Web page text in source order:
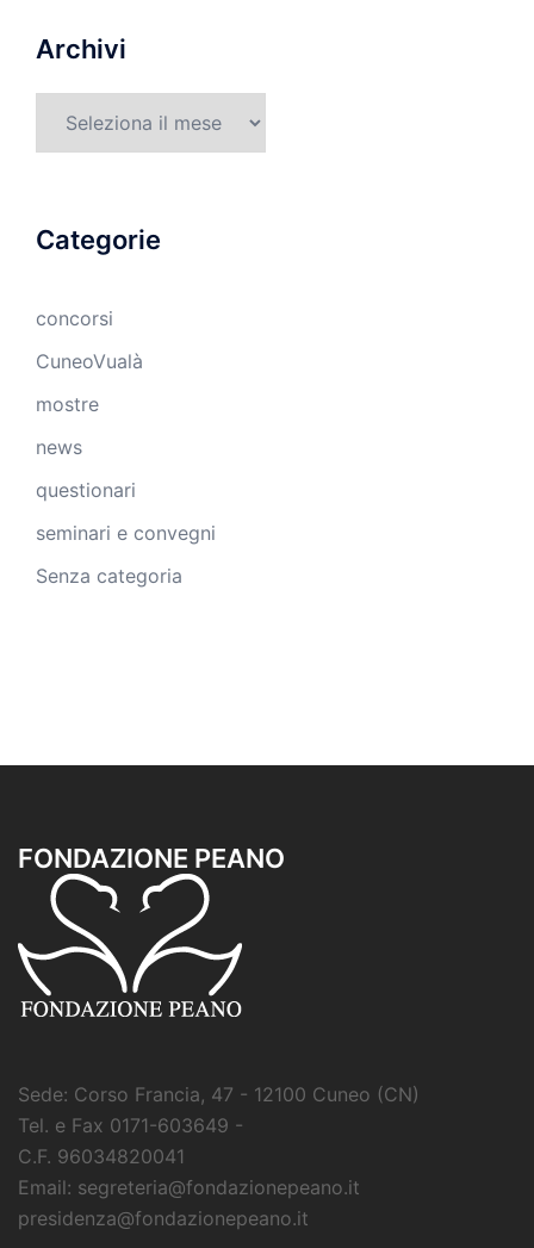
Archivi
Categorie
concorsi
CuneoVualà
mostre
news
questionari
seminari e convegni
Senza categoria
FONDAZIONE PEANO
Sede: Corso Francia, 47 - 12100 Cuneo (CN)
Tel. e Fax 0171-603649 -
C.F. 96034820041
Email: segreteria@fondazionepeano.it
presidenza@fondazionepeano.it